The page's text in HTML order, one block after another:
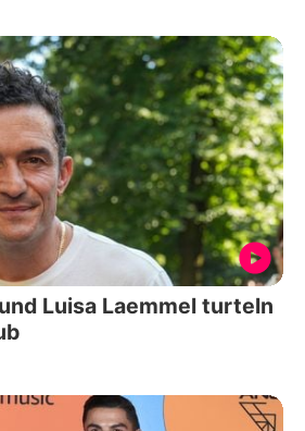
Luisa Laemmel turteln